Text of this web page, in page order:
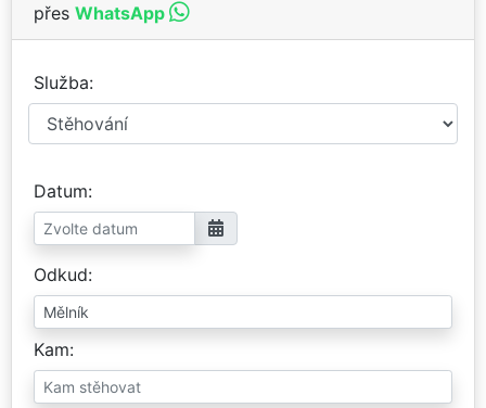
přes WhatsApp
Služba
Datum
Odkud
Kam